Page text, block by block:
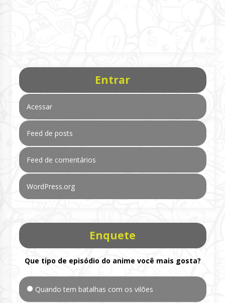
Entrar
Acessar
Feed de posts
Feed de comentários
WordPress.org
Enquete
Que tipo de episódio do anime você mais gosta?
Quando tem batalhas com os vilões